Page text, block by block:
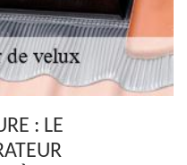
: LE